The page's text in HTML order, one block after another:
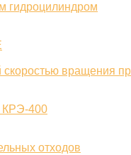
гидроцилиндром
вращения
КРЭ-400
отходов